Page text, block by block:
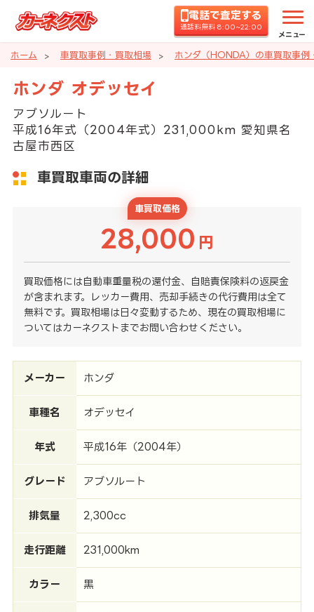
電話で査定する
通話料無料 8:00~22:00
メニュー
ホーム 車買取事例・買取相場 ホンダ（HONDA）の車買取事例
ホンダ オデッセイ
アブソルート
平成16年式（2004年式）231,000km 愛知県名
古屋市西区
車買取車両の詳細
車買取価格
28,000 円
買取価格には自動車重量税の還付金、自賠責保険料の返戻金
が含まれます。レッカー費用、売却手続きの代行費用は全て
無料です。買取相場は日々変動するため、現在の買取相場に
ついてはカーネクストまでお問い合わせください。
メーカー ホンダ
車種名 オデッセイ
年式 平成16年（2004年）
グレード アブソルート
排気量 2,300cc
走行距離 231,000km
カラー 黒